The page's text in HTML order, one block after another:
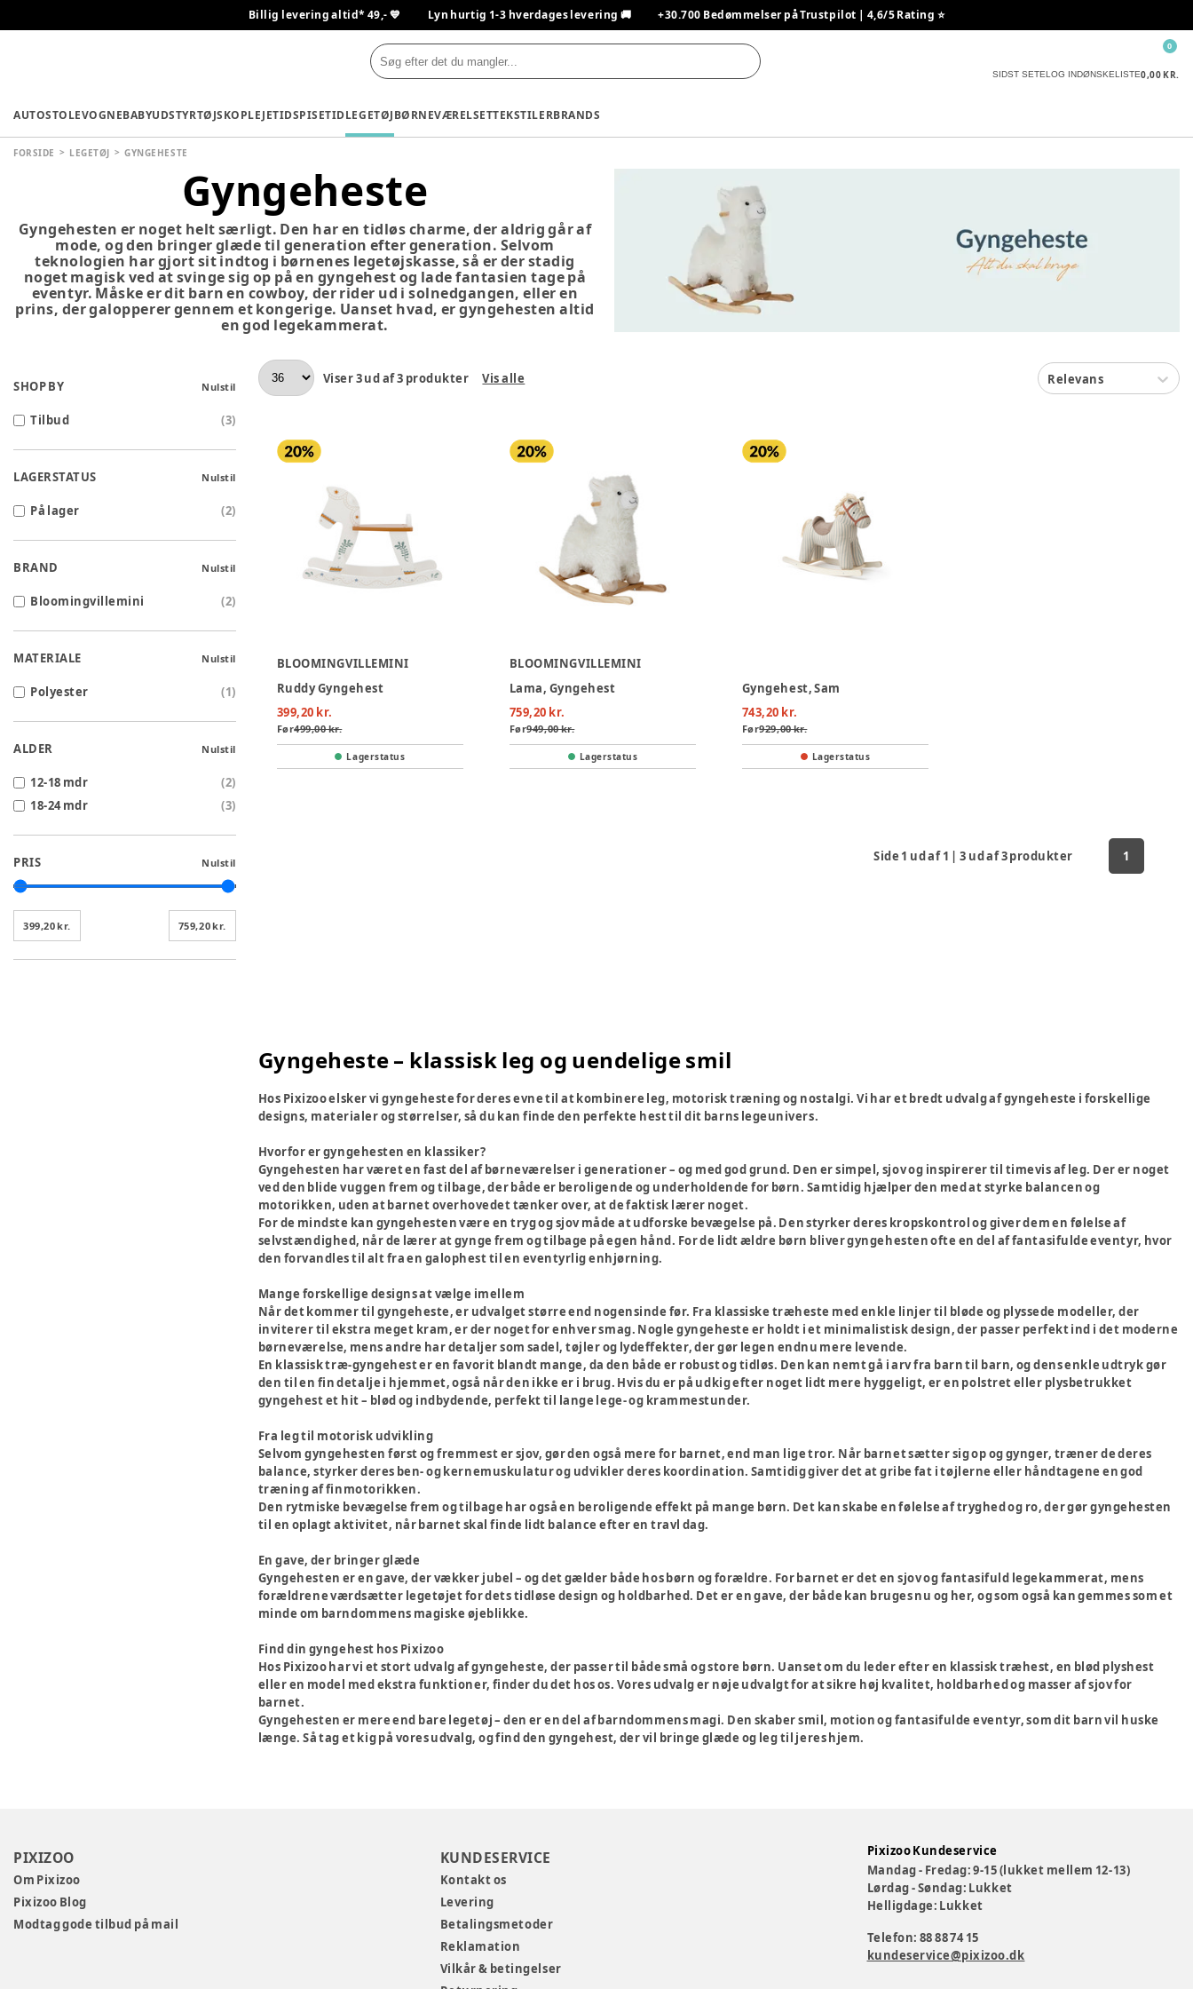
Billig levering altid* 49,- 💙 Lyn hurtig 1-3 hverdages levering 🚚 +30.700 Bedømmelser på Trustpilot | 4,6/5 Rating ⭐️
SIDST SETELOG INDØNSKELISTE0,00 KR.
0
AUTOSTOLEVOGNEBABYUDSTYRTØJSKOPLEJETIDSPISETIDLEGETØJBØRNEVÆRELSETTEKSTILERBRANDS
FORSIDE LEGETØJ GYNGEHESTE
Gyngeheste
Gyngehesten er noget helt særligt. Den har en tidløs charme, der aldrig går af
mode, og den bringer glæde til generation efter generation. Selvom
teknologien har gjort sit indtog i børnenes legetøjskasse, så er der stadig
noget magisk ved at svinge sig op på en gyngehest og lade fantasien tage på
eventyr. Måske er dit barn en cowboy, der rider ud i solnedgangen, eller en
prins, der galopperer gennem et kongerige. Uanset hvad, er gyngehesten altid
en god legekammerat.
SHOP BY Nulstil
Tilbud (3)
LAGERSTATUS Nulstil
På lager (2)
BRAND Nulstil
Bloomingvillemini (2)
MATERIALE Nulstil
Polyester (1)
ALDER Nulstil
12-18 mdr (2)
18-24 mdr
(3)
PRIS Nulstil
399,20 kr. 759,20 kr.
Viser3ud af3 produkter Vis alle Relevans
BLOOMINGVILLEMINI
Ruddy Gyngehest
399,20 kr.
Før499,00 kr.
Lagerstatus
BLOOMINGVILLEMINI
Lama, Gyngehest
759,20 kr.
Før949,00 kr.
Lagerstatus
Gyngehest, Sam
743,20 kr.
Før929,00 kr.
Lagerstatus
Side 1 ud af1 |3 ud af3produkter 1
Gyngeheste – klassisk leg og uendelige smil
Hos Pixizoo elsker vi gyngeheste for deres evne til at kombinere leg, motorisk træning og nostalgi. Vi har et bredt udvalg af gyngeheste i forskellige
designs, materialer og størrelser, så du kan finde den perfekte hest til dit barns legeunivers.
Hvorfor er gyngehesten en klassiker?
Gyngehesten har været en fast del af børneværelser i generationer – og med god grund. Den er simpel, sjov og inspirerer til timevis af leg. Der er noget
ved den blide vuggen frem og tilbage, der både er beroligende og underholdende for børn. Samtidig hjælper den med at styrke balancen og
motorikken, uden at barnet overhovedet tænker over, at de faktisk lærer noget.
For de mindste kan gyngehesten være en tryg og sjov måde at udforske bevægelse på. Den styrker deres kropskontrol og giver dem en følelse af
selvstændighed, når de lærer at gynge frem og tilbage på egen hånd. For de lidt ældre børn bliver gyngehesten ofte en del af fantasifulde eventyr, hvor
den forvandles til alt fra en galophest til en eventyrlig enhjørning.
Mange forskellige designs at vælge imellem
Når det kommer til gyngeheste, er udvalget større end nogensinde før. Fra klassiske træheste med enkle linjer til bløde og plyssede modeller, der
inviterer til ekstra meget kram, er der noget for enhver smag. Nogle gyngeheste er holdt i et minimalistisk design, der passer perfekt ind i det moderne
børneværelse, mens andre har detaljer som sadel, tøjler og lydeffekter, der gør legen endnu mere levende.
En klassisk træ-gyngehest er en favorit blandt mange, da den både er robust og tidløs. Den kan nemt gå i arv fra barn til barn, og dens enkle udtryk gør
den til en fin detalje i hjemmet, også når den ikke er i brug. Hvis du er på udkig efter noget lidt mere hyggeligt, er en polstret eller plysbetrukket
gyngehest et hit – blød og indbydende, perfekt til lange lege- og krammestunder.
Fra leg til motorisk udvikling
Selvom gyngehesten først og fremmest er sjov, gør den også mere for barnet, end man lige tror. Når barnet sætter sig op og gynger, træner de deres
balance, styrker deres ben- og kernemuskulatur og udvikler deres koordination. Samtidig giver det at gribe fat i tøjlerne eller håndtagene en god
træning af finmotorikken.
Den rytmiske bevægelse frem og tilbage har også en beroligende effekt på mange børn. Det kan skabe en følelse af tryghed og ro, der gør gyngehesten
til en oplagt aktivitet, når barnet skal finde lidt balance efter en travl dag.
En gave, der bringer glæde
Gyngehesten er en gave, der vækker jubel – og det gælder både hos børn og forældre. For barnet er det en sjov og fantasifuld legekammerat, mens
forældrene værdsætter legetøjet for dets tidløse design og holdbarhed. Det er en gave, der både kan bruges nu og her, og som også kan gemmes som et
minde om barndommens magiske øjeblikke.
Find din gyngehest hos Pixizoo
Hos Pixizoo har vi et stort udvalg af gyngeheste, der passer til både små og store børn. Uanset om du leder efter en klassisk træhest, en blød plyshest
eller en model med ekstra funktioner, finder du det hos os. Vores udvalg er nøje udvalgt for at sikre høj kvalitet, holdbarhed og masser af sjov for
barnet.
Gyngehesten er mere end bare legetøj – den er en del af barndommens magi. Den skaber smil, motion og fantasifulde eventyr, som dit barn vil huske
længe. Så tag et kig på vores udvalg, og find den gyngehest, der vil bringe glæde og leg til jeres hjem.
PIXIZOO
Om Pixizoo
Pixizoo Blog
Modtag gode tilbud på mail
KUNDESERVICE
Kontakt os
Levering
Betalingsmetoder
Reklamation
Vilkår & betingelser
Pixizoo Kundeservice
Mandag - Fredag: 9-15 (lukket mellem 12-13)
Lørdag - Søndag: Lukket
Helligdage: Lukket
Telefon: 88 88 74 15
kundeservice@pixizoo.dk